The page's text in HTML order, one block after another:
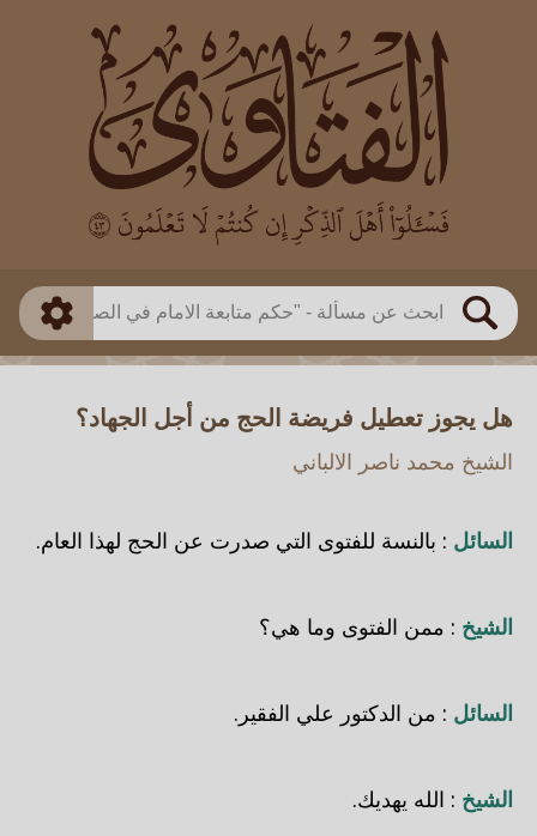
بحث
العالم
بن باز
بن العثيمين
اللجنة الدائمة
طريقة البحث
ذكي
هل يجوز تعطيل فريضة الحج من أجل الجهاد؟
الشيخ محمد ناصر الالباني
السائل : بالنسة للفتوى التي صدرت عن الحج لهذا العام.
الشيخ : ممن الفتوى وما هي؟
السائل : من الدكتور علي الفقير.
الشيخ : الله يهديك.